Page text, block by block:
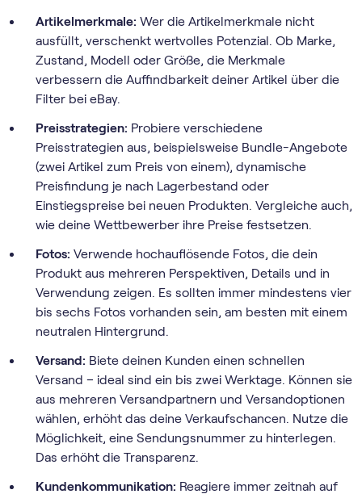
Artikelmerkmale: Wer die Artikelmerkmale nicht
ausfüllt, verschenkt wertvolles Potenzial. Ob Marke,
Zustand, Modell oder Größe, die Merkmale
verbessern die Auffindbarkeit deiner Artikel über die
Filter bei eBay.
Preisstrategien: Probiere verschiedene
Preisstrategien aus, beispielsweise Bundle-Angebote
(zwei Artikel zum Preis von einem), dynamische
Preisfindung je nach Lagerbestand oder
Einstiegspreise bei neuen Produkten. Vergleiche auch,
wie deine Wettbewerber ihre Preise festsetzen.
Fotos: Verwende hochauflösende Fotos, die dein
Produkt aus mehreren Perspektiven, Details und in
Verwendung zeigen. Es sollten immer mindestens vier
bis sechs Fotos vorhanden sein, am besten mit einem
neutralen Hintergrund.
Versand: Biete deinen Kunden einen schnellen
Versand – ideal sind ein bis zwei Werktage. Können sie
aus mehreren Versandpartnern und Versandoptionen
wählen, erhöht das deine Verkaufschancen. Nutze die
Möglichkeit, eine Sendungsnummer zu hinterlegen.
Das erhöht die Transparenz.
Kundenkommunikation: Reagiere immer zeitnah auf